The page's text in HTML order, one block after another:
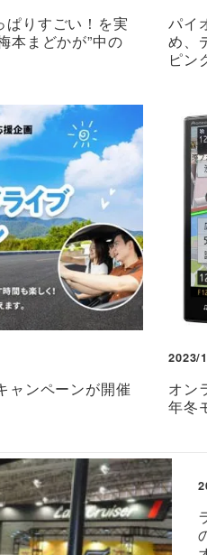
ぱりすごい！を実
本まどかが”中の
パイ
め、
ピン
ャンペーンが開催
2023/
オン
年冬